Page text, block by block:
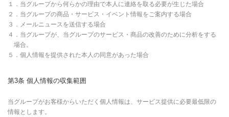
１．当グループから何らかの理由で本人に連絡を取る必要が生じた場合
２．当グループの商品・サービス・イベント情報をご案内する場合
３．メールニュースを送信する場合
４．当グループが、当グループのサービス・商品の改善のために分析をする
場合。
５．個人情報を提供された本人の同意があった場合
第3条 個人情報の収集範囲
当グループがお客様からいただく個人情報は、サービス提供に必要最低限の
情報とします。